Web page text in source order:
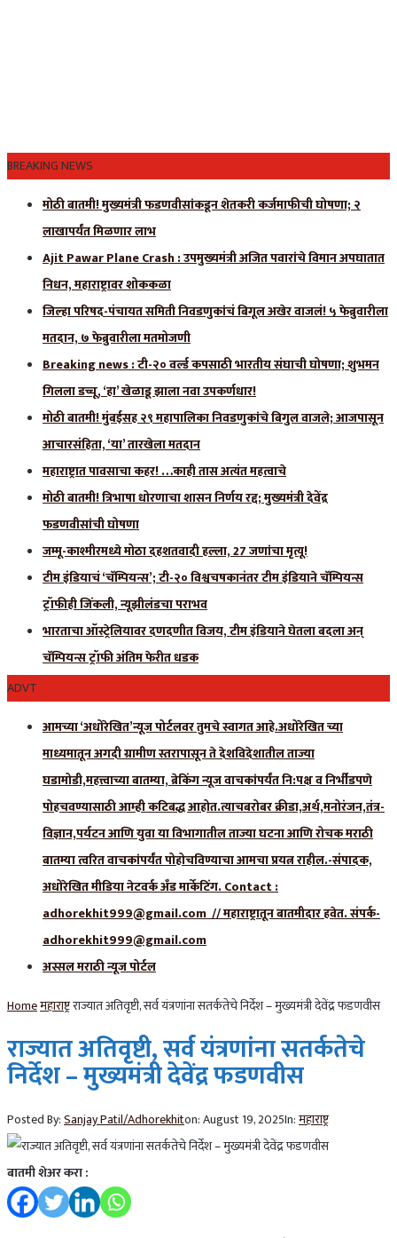
BREAKING NEWS
मोठी बातमी! मुख्यमंत्री फडणवीसांकडून शेतकरी कर्जमाफीची घोषणा; २
लाखापर्यंत मिळणार लाभ
Ajit Pawar Plane Crash : उपमुख्यमंत्री अजित पवारांचे विमान अपघातात
निधन, महाराष्ट्रावर शोककळा
जिल्हा परिषद-पंचायत समिती निवडणुकांचं बिगूल अखेर वाजलं! ५ फेब्रुवारीला
मतदान, ७ फेब्रुवारीला मतमोजणी
Breaking news : टी-२० वर्ल्ड कपसाठी भारतीय संघाची घोषणा; शुभमन
गिलला डच्चू, ‘हा’ खेळाडू झाला नवा उपकर्णधार!
मोठी बातमी! मुंबईसह २९ महापालिका निवडणुकांचे बिगुल वाजले; आजपासून
आचारसंहिता, ‘या’ तारखेला मतदान
महाराष्ट्रात पावसाचा कहर! …काही तास अत्यंत महत्वाचे
मोठी बातमी! त्रिभाषा धोरणाचा शासन निर्णय रद्द; मुख्यमंत्री देवेंद्र
फडणवीसांची घोषणा
जम्मू-काश्मीरमध्ये मोठा दहशतवादी हल्ला, 27 जणांचा मृत्यू!
टीम इंडियाचं ‘चॅम्पियन्स’; टी-२० विश्वचषकानंतर टीम इंडियाने चॅम्पियन्स
ट्रॉफीही जिंकली, न्यूझीलंडचा पराभव
भारताचा ऑस्ट्रेलियावर दणदणीत विजय, टीम इंडियाने घेतला बदला अन्
चॅम्पियन्स ट्रॉफी अंतिम फेरीत धडक
ADVT
आमच्या ‘अधोरेखित’न्यूज पोर्टलवर तुमचे स्वागत आहे.अधोरेखित च्या
माध्यमातून अगदी ग्रामीण स्तरापासून ते देशविदेशातील ताज्या
घडामोडी,महत्त्वाच्या बातम्या, ब्रेकिंग न्यूज वाचकांपर्यंत नि:पक्ष व निर्भीडपणे
पोहचवण्यासाठी आम्ही कटिबद्ध आहोत.त्याचबरोबर क्रीडा,अर्थ,मनोरंजन,तंत्र-
विज्ञान,पर्यटन आणि युवा या विभागातील ताज्या घटना आणि रोचक मराठी
बातम्या त्वरित वाचकांपर्यंत पोहोचविण्याचा आमचा प्रयत्न राहील.-संपादक,
अधोरेखित मीडिया नेटवर्क अँड मार्केटिंग. Contact :
adhorekhit999@gmail.com // महाराष्ट्रातून बातमीदार हवेत. संपर्क-
adhorekhit999@gmail.com
अस्सल मराठी न्यूज पोर्टल
Homeमहाराष्ट्रराज्यात अतिवृष्टी, सर्व यंत्रणांना सतर्कतेचे निर्देश – मुख्यमंत्री देवेंद्र फडणवीस
राज्यात अतिवृष्टी, सर्व यंत्रणांना सतर्कतेचे
निर्देश – मुख्यमंत्री देवेंद्र फडणवीस
Posted By:Sanjay Patil/Adhorekhiton:August 19, 2025In:महाराष्ट्र
बातमी शेअर करा :